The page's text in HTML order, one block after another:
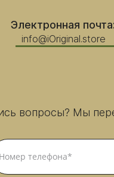
Электронная
info@iOriginal.store
вопросы? Мы